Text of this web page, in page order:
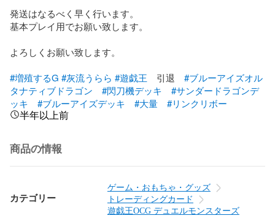
発送はなるべく早く行います。
基本プレイ用でお願い致します。
よろしくお願い致します。
#増殖するG #灰流うらら #遊戯王 引退 #ブルーアイズオル
タナティブドラゴン
#閃刀機デッキ
#サンダードラゴンデ
ッキ
#ブルーアイズデッキ #大量 #リンクリボー
半年以上前
商品の情報
カテゴリー
ゲーム・おもちゃ・グッズ
トレーディングカード
遊戯王OCG デュエルモンスターズ